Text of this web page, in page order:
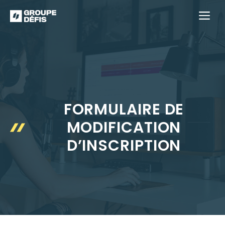
au
FORMULAIRE DE
MODIFICATION
D’INSCRIPTION